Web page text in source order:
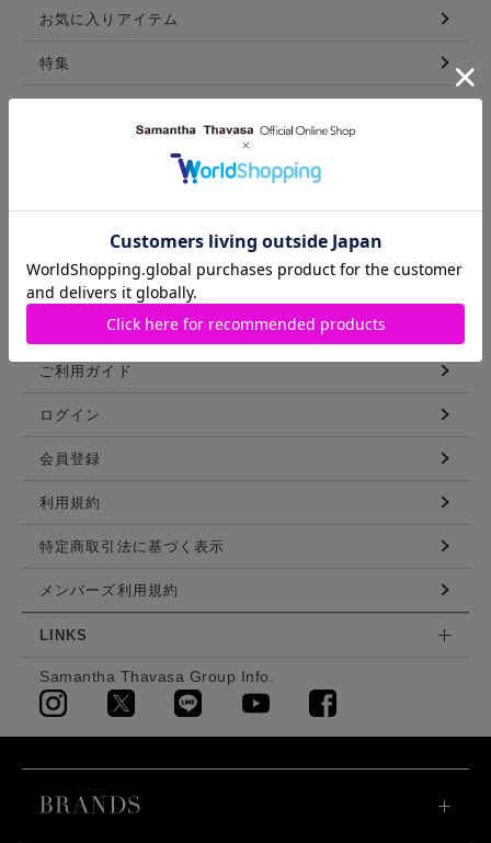
お気に入りアイテム
特集
スタッフリスト
ショップブログ
ご利用ガイド
ログイン
会員登録
利用規約
特定商取引法に基づく表示
メンバーズ利用規約
LINKS
Samantha Thavasa Group Info.